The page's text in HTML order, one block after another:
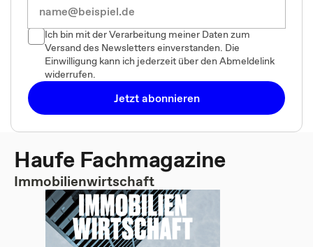
Ich bin mit der Verarbeitung meiner Daten zum
Versand des Newsletters einverstanden. Die
Einwilligung kann ich jederzeit über den Abmeldelink
widerrufen.
Jetzt abonnieren
Haufe Fachmagazine
Immobilienwirtschaft